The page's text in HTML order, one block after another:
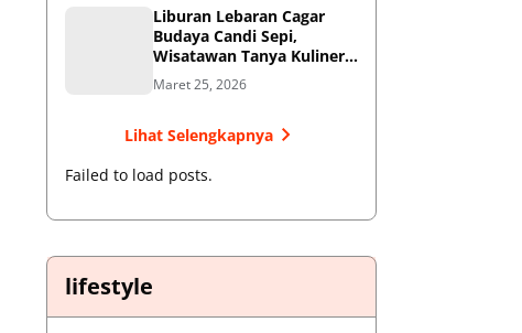
Liburan Lebaran Cagar
Budaya Candi Sepi,
Wisatawan Tanya Kuliner
di Sekitar Candi Pari
Maret 25, 2026
Lihat Selengkapnya
Failed to load posts.
lifestyle